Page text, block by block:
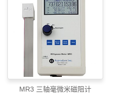
MR3 三轴毫微米磁阻计